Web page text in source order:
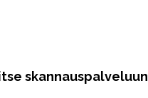
skannauspalveluun